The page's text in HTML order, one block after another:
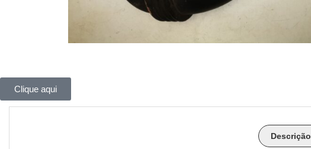
Clique aqui
Descrição